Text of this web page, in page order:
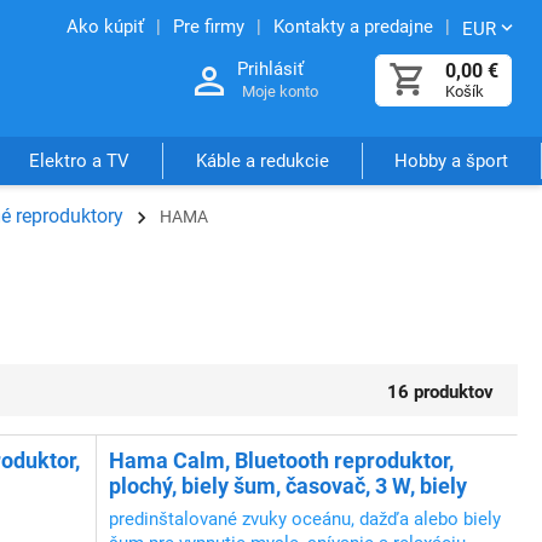
Ako kúpiť Pre firmy Kontakty a predajne EUR
0,00 €
Košík
Prihlásiť
Moje konto
Elektro a TV Káble a redukcie Hobby a šport
reproduktory HAMA
16 produktov
Hama Calm, Bluetooth reproduktor,
plochý, biely šum, časovač, 3 W, biely
predinštalované zvuky oceánu, dažďa alebo biely